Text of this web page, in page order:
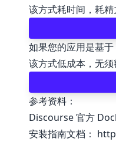
该方式耗时间，耗
如果您的应用是基
该方式低成本，无须
参考资料：
Discourse 官方
安装指南文档：